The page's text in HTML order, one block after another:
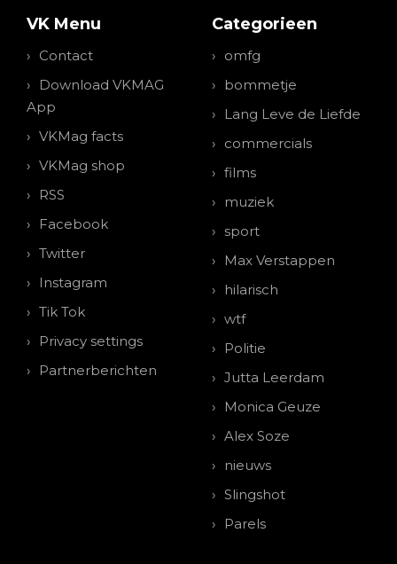
VK Menu
Contact
Download VKMAG
App
VKMag facts
VKMag shop
RSS
Facebook
Twitter
Instagram
Tik Tok
Privacy settings
Partnerberichten
Categorieen
omfg
bommetje
Lang Leve de Liefde
commercials
films
muziek
sport
Max Verstappen
hilarisch
wtf
Politie
Jutta Leerdam
Monica Geuze
Alex Soze
nieuws
Slingshot
Parels